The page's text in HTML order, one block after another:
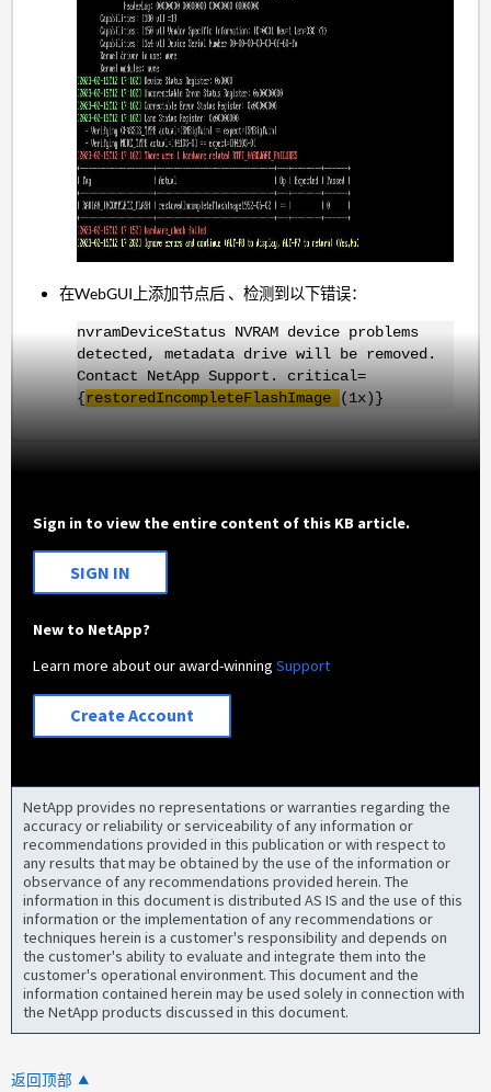
在WebGUI上添加节点后 、检测到以下错误：
nvramDeviceStatus NVRAM device problems
detected, metadata drive will be removed.
Contact NetApp Support. critical=
{restoredIncompleteFlashImage (1x)}
Sign in to view the entire content of this KB article.
SIGN IN
New to NetApp?
Learn more about our award-winningSupport
Create Account
NetApp provides no representations or warranties regarding the
accuracy or reliability or serviceability of any information or
recommendations provided in this publication or with respect to
any results that may be obtained by the use of the information or
observance of any recommendations provided herein. The
information in this document is distributed AS IS and the use of this
information or the implementation of any recommendations or
techniques herein is a customer's responsibility and depends on
the customer's ability to evaluate and integrate them into the
customer's operational environment. This document and the
information contained herein may be used solely in connection with
the NetApp products discussed in this document.
返回顶部